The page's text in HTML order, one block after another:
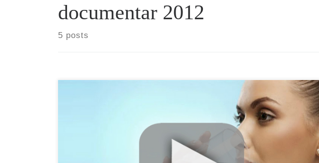
documentar 2012
5 posts
Postul negru cu apa, o noua terapie Un documentar foarte bine realizat, un film
document care vine cu dovezi stiintifice indiscutabile in favoarea postului